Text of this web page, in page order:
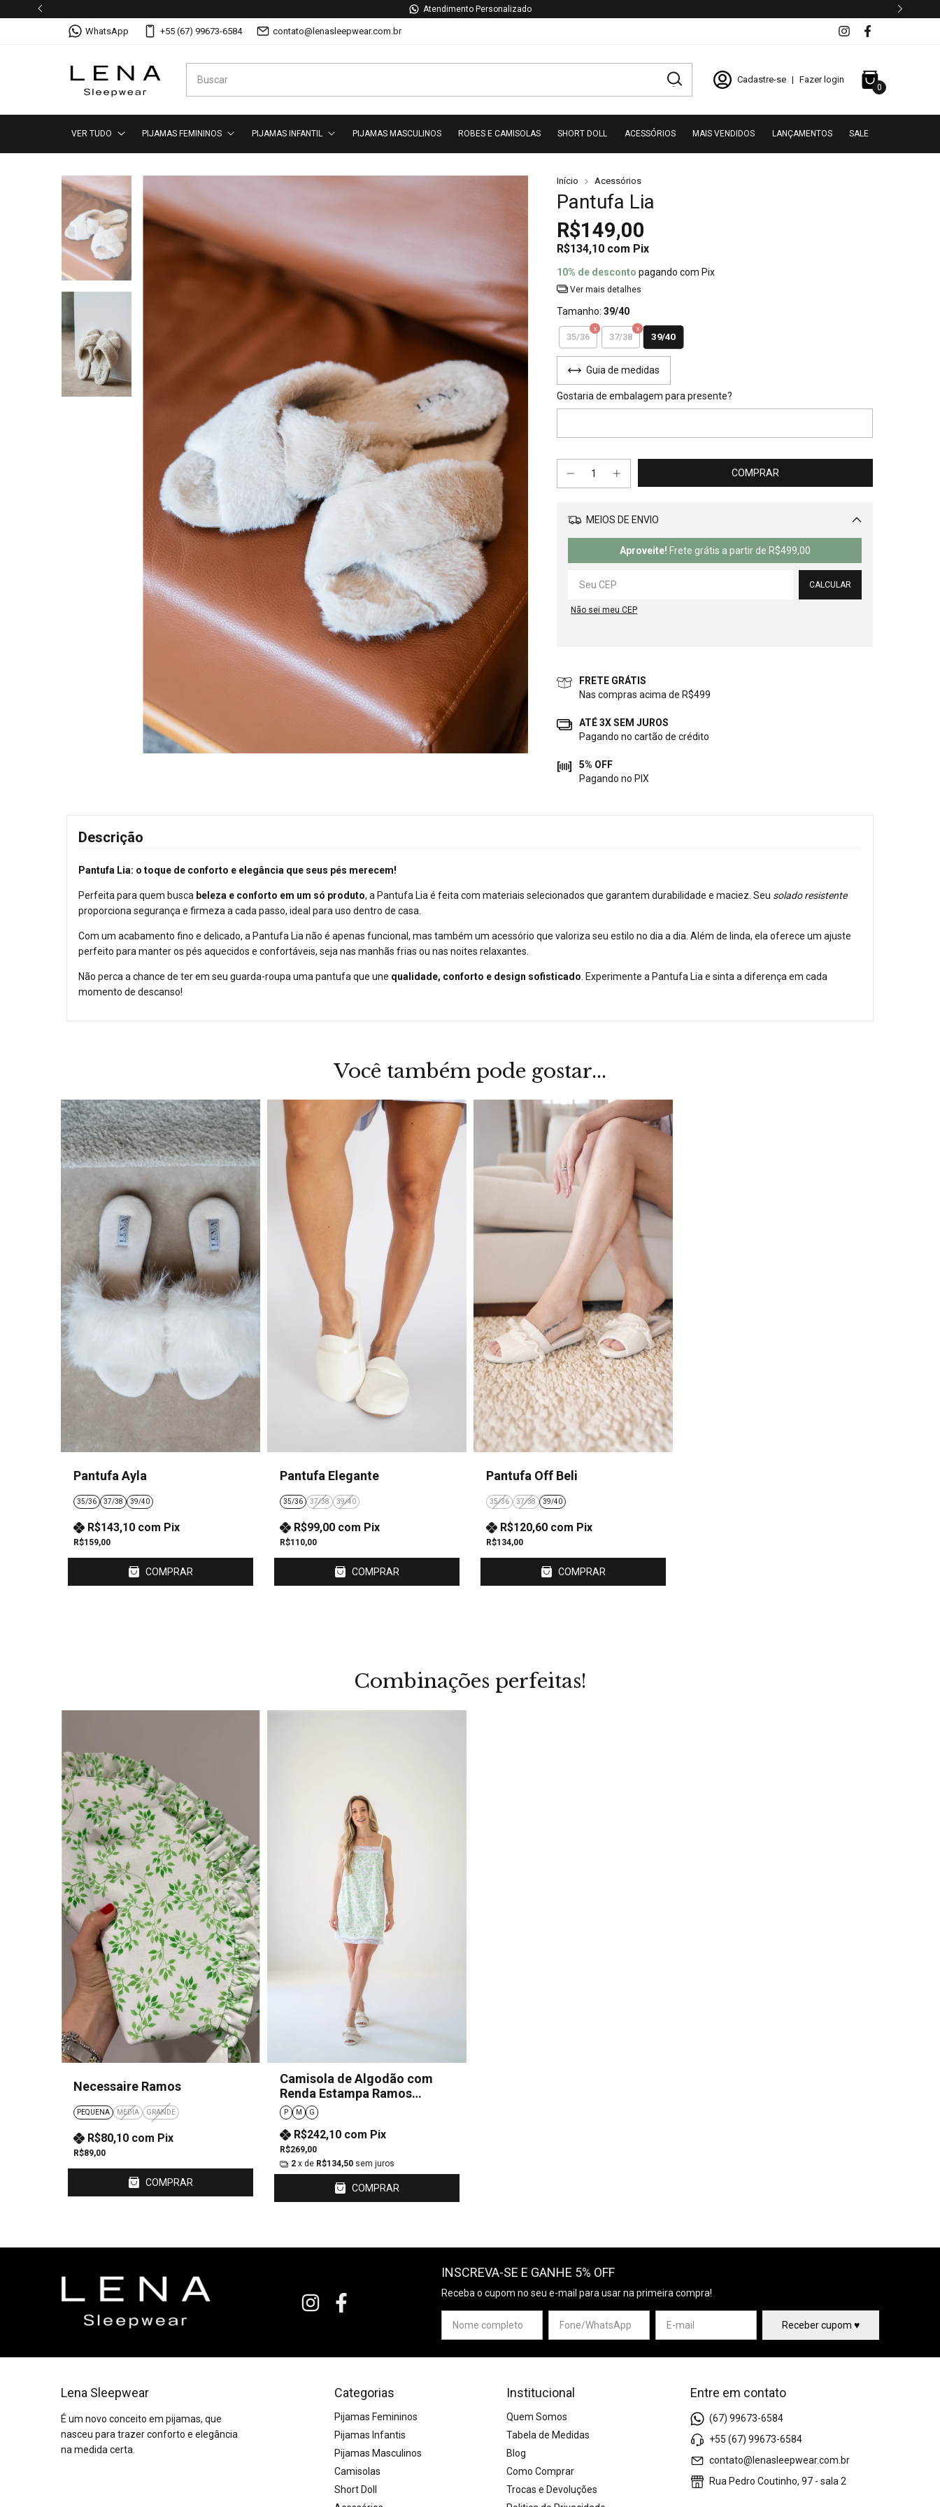
Atendimento Personalizado
WhatsApp +55 (67) 99673-6584 contato@lenasleepwear.com.br
Cadastre-se | Fazer login
0
VER TUDO PIJAMAS FEMININOS PIJAMAS INFANTIL PIJAMAS MASCULINOS ROBES E CAMISOLAS SHORT DOLL ACESSÓRIOS MAIS VENDIDOS LANÇAMENTOS SALE
Início Acessórios
Pantufa Lia
R$149,00
R$134,10 com Pix
10% de desconto pagando com Pix
Ver mais detalhes
Tamanho: 39/40
35/36 37/38 39/40
Guia de medidas
Gostaria de embalagem para presente?
MEIOS DE ENVIO
Aproveite! Frete grátis a partir de R$499,00
CALCULAR
Não sei meu CEP
FRETE GRÁTIS
Nas compras acima de R$499
ATÉ 3X SEM JUROS
Pagando no cartão de crédito
5% OFF
Pagando no PIX
Descrição
Pantufa Lia: o toque de conforto e elegância que seus pés merecem!
Perfeita para quem busca beleza e conforto em um só produto, a Pantufa Lia é feita com materiais selecionados que garantem durabilidade e maciez. Seu solado resistente
proporciona segurança e firmeza a cada passo, ideal para uso dentro de casa.
Com um acabamento fino e delicado, a Pantufa Lia não é apenas funcional, mas também um acessório que valoriza seu estilo no dia a dia. Além de linda, ela oferece um ajuste
perfeito para manter os pés aquecidos e confortáveis, seja nas manhãs frias ou nas noites relaxantes.
Não perca a chance de ter em seu guarda-roupa uma pantufa que une qualidade, conforto e design sofisticado . Experimente a Pantufa Lia e sinta a diferença em cada
momento de descanso!
Você também pode gostar...
Pantufa Ayla
35/36 37/38 39/40
R$159,00
R$143,10 com Pix
COMPRAR
Pantufa Elegante
35/36 37/38 39/40
R$110,00
R$99,00 com Pix
COMPRAR
Pantufa Off Beli
35/36 37/38 39/40
R$134,00
R$120,60 com Pix
COMPRAR
Combinações perfeitas!
Necessaire Ramos
PEQUENA MEDIA GRANDE
R$89,00
R$80,10 com Pix
COMPRAR
Camisola de Algodão com
Renda Estampa Ramos
Feminino
P M G
R$269,00
R$242,10 com Pix
2 x de R$134,50 sem juros
COMPRAR
INSCREVA-SE E GANHE 5% OFF
Receba o cupom no seu e-mail para usar na primeira compra!
Lena Sleepwear
É um novo conceito em pijamas, que
nasceu para trazer conforto e elegância
na medida certa.
Categorias
Pijamas Femininos
Pijamas Infantis
Pijamas Masculinos
Camisolas
Short Doll
Institucional
Quem Somos
Tabela de Medidas
Blog
Como Comprar
Trocas e Devoluções
Entre em contato
(67) 99673-6584
+55 (67) 99673-6584
contato@lenasleepwear.com.br
Rua Pedro Coutinho, 97 - sala 2